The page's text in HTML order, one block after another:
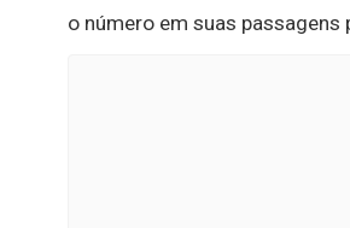
o número em suas